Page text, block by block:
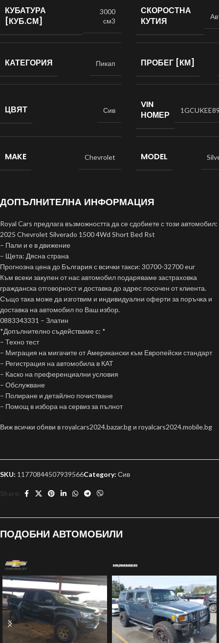
КУБАТУРА
[КУБ.СМ]
3000
см3
СКОРОСТНА
КУТИЯ
КАТЕГОРИЯ Пикап ПРОБЕГ [КМ]
ЦВЯТ Сив
VIN
НОМЕР
MAKE Chevrolet MODEL
ДОПЪЛНИТЕЛНА ИНФОРМАЦИЯ
Royal Cars предлага възможността да се сдобиете с този автомобил:
2025 Chevrolet Silverado 1500 4Wd Short Bed Rst
– Пали и е в движение
– Щета: Дясна страна
Прогнозна цена до България с всички такси: 30700-32700 eur
Към всеки закупен от нас автомобил подаряваме застраховка
гражданска отговорност и доставка до адрес посочен от клиента.
Също така може да изготвим и индивидуални оферти за поръчка и
доставка на автомобил по Ваш избор.
0883343331 – Златин
*Допълнително съдействаме с: *
– Техно тест
– Миграция на мигачите от Американски към Европейски стандарт
– Регистрация на автомобила в КАТ
– Каско на преференциални условия
– Обслужване
– Полиране и детайлно почистване
– Помощ в избора на сервиз за пълнот
Виж всички обяви в royalcars2024.bazar.bg и royalcars2024.mobile.bg
SKU: 11770844507939566Category: Сив
Share:
ПОДОБНИ АВТОМОБИЛИ